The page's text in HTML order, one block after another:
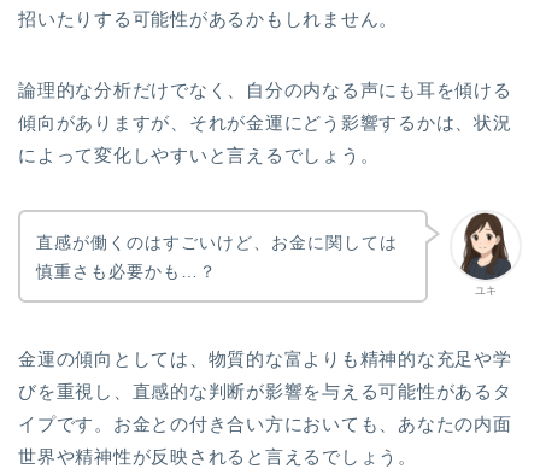
招いたりする可能性があるかもしれません。
論理的な分析だけでなく、自分の内なる声にも耳を傾ける
傾向がありますが、それが金運にどう影響するかは、状況
によって変化しやすいと言えるでしょう。
ユキ
直感が働くのはすごいけど、お金に関しては
慎重さも必要かも…？
金運の傾向としては、物質的な富よりも精神的な充足や学
びを重視し、直感的な判断が影響を与える可能性があるタ
イプです。お金との付き合い方においても、あなたの内面
世界や精神性が反映されると言えるでしょう。